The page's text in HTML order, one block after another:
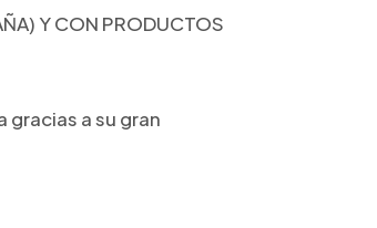
Y CON PRODUCTOS
a su gran